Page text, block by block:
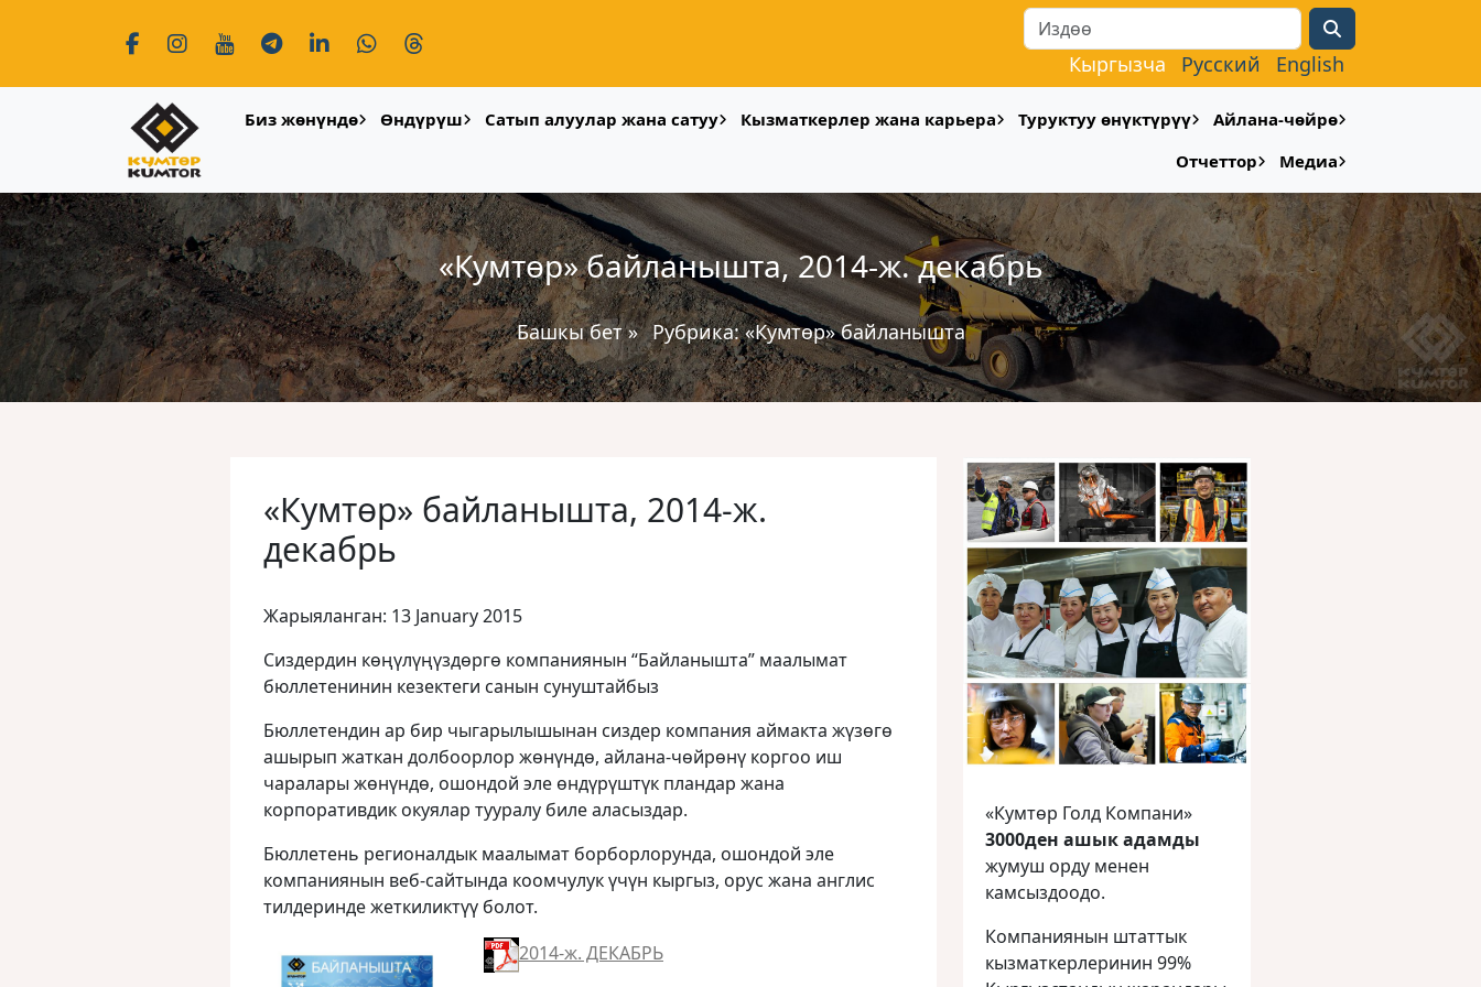
Search
Кыргызча Русский English
Биз жөнүндө Өндүрүш Сатып алуулар жана сатуу Кызматкерлер жана карьера Туруктуу өнүктүрүү
Айлана-чөйрө
Отчеттор
Медиа
«Кумтөр» байланышта, 2014-ж. декабрь
Башкы бет» Рубрика:«Кумтөр» байланышта
«Кумтөр» байланышта, 2014-ж.
декабрь
Жарыяланган: 13 January 2015
Сиздердин көңүлүңүздөргө компаниянын “Байланышта” маалымат
бюллетенинин кезектеги санын сунуштайбыз
Бюллетендин ар бир чыгарылышынан сиздер компания аймакта жүзөгө
ашырып жаткан долбоорлор жөнүндө, айлана-чөйрөнү коргоо иш
чаралары жөнүндө, ошондой эле өндүрүштүк пландар жана
корпоративдик окуялар тууралу биле аласыздар.
Бюллетень регионалдык маалымат борборлорунда, ошондой эле
компаниянын веб-сайтында коомчулук үчүн кыргыз, орус жана англис
тилдеринде жеткиликтүү болот.
2014-ж. ДЕКАБРЬ
«Кумтөр Голд Компани»
3000ден ашык адамды
жумуш орду менен
камсыздоодо.
Компаниянын штаттык
кызматкерлеринин 99%